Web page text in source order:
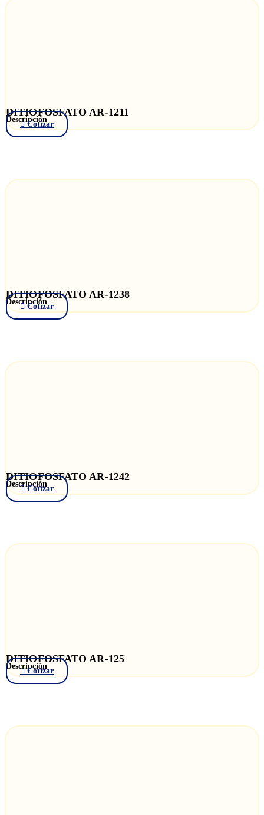
DITIOFOSFATO AR-1211
Descripción
Cotizar
DITIOFOSFATO AR-1238
Descripción
Cotizar
DITIOFOSFATO AR-1242
Descripción
Cotizar
DITIOFOSFATO AR-125
Descripción
Cotizar